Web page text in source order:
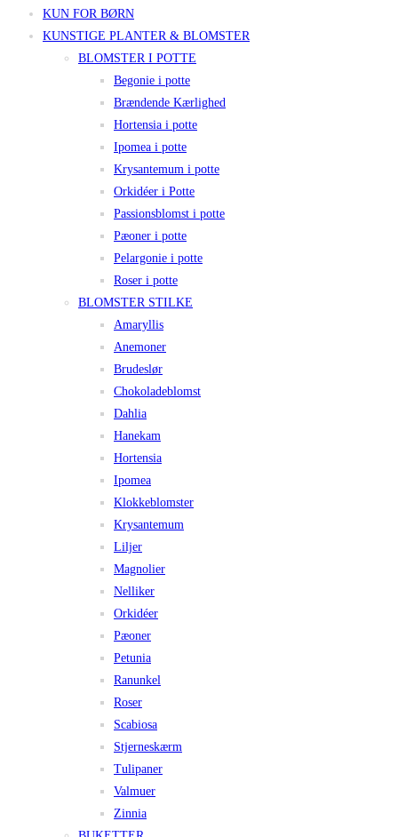
KUN FOR BØRN
KUNSTIGE PLANTER & BLOMSTER
BLOMSTER I POTTE
Begonie i potte
Brændende Kærlighed
Hortensia i potte
Ipomea i potte
Krysantemum i potte
Orkidéer i Potte
Passionsblomst i potte
Pæoner i potte
Pelargonie i potte
Roser i potte
BLOMSTER STILKE
Amaryllis
Anemoner
Brudeslør
Chokoladeblomst
Dahlia
Hanekam
Hortensia
Ipomea
Klokkeblomster
Krysantemum
Liljer
Magnolier
Nelliker
Orkidéer
Pæoner
Petunia
Ranunkel
Roser
Scabiosa
Stjerneskærm
Tulipaner
Valmuer
Zinnia